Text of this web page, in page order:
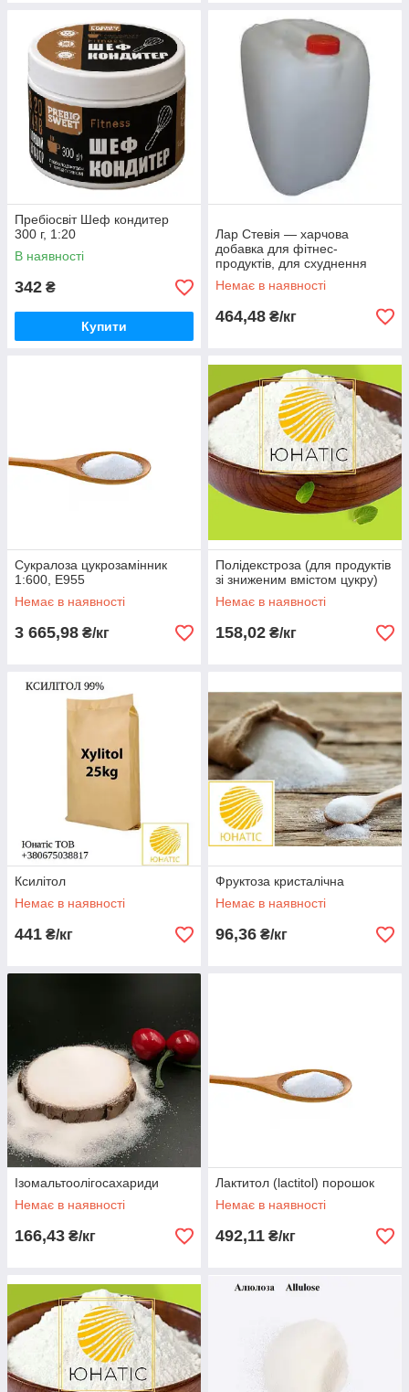
Пребіосвіт Шеф кондитер
300 г, 1:20
В наявності
342 ₴
Купити
Лар Стевія — харчова
добавка для фітнес-
продуктів, для схуднення
Немає в наявності
464,48 ₴/кг
Сукралоза цукрозамінник
1:600, E955
Немає в наявності
3 665,98 ₴/кг
Полідекстроза (для продуктів
зі зниженим вмістом цукру)
Немає в наявності
158,02 ₴/кг
Ксилітол
Немає в наявності
441 ₴/кг
Фруктоза кристалічна
Немає в наявності
96,36 ₴/кг
Ізомальтоолігосахариди
Немає в наявності
166,43 ₴/кг
Лактитол (lactitol) порошок
Немає в наявності
492,11 ₴/кг